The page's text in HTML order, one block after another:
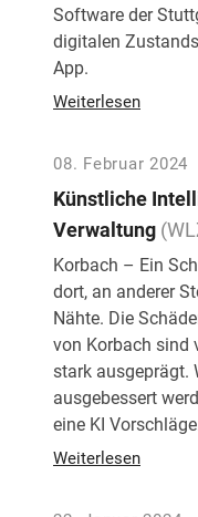
Software der
digitalen
App.
Weiterlesen
08. Februar 2024
Künstliche
Verwaltung
Korbach – Ein
dort, an anderer
Nähte. Die
von Korbach sind
stark ausgeprägt.
ausgebessert
eine KI
Weiterlesen